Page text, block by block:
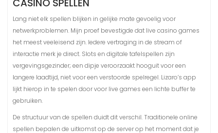
CASINO SPELLEN
Lang niet elk spellen blijken in gelijke mate gevoelig voor
netwerkproblemen. Mijn proef bevestigde dat live casino games
het meest veeleisend zijn. Iedere vertraging in de stream of
interactie merk je direct. Slots en digitale tafelspellen zijn
vergevingsgezinder; een dipje veroorzaakt hooguit voor een
langere laadtijd, niet voor een verstoorde spelregel. Lizaro’s app
lijkt hierop in te spelen door voor live games een lichte buffer te
gebruiken.
De structuur van de spellen duidt dit verschil. Traditionele online
spellen bepalen de uitkomst op de server op het moment dat je